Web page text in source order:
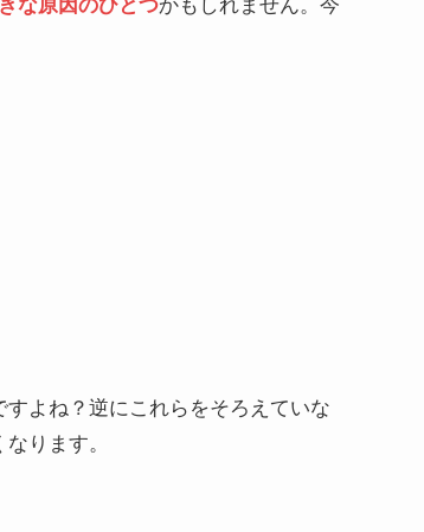
な原因のひとつかもしれません。今
よね？逆にこれらをそろえていな
ります。